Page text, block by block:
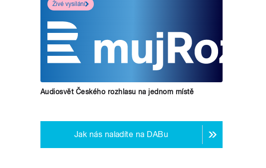
Živé vysílání
Audiosvět Českého rozhlasu na jednom místě
Jak nás naladíte na DABu